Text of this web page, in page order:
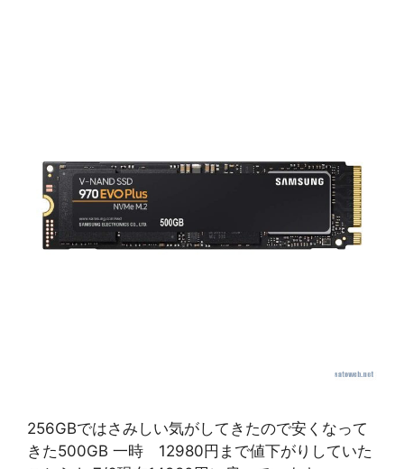
256GBではさみしい気がしてきたので安くなって
きた500GB 一時 12980円まで値下がりしていた